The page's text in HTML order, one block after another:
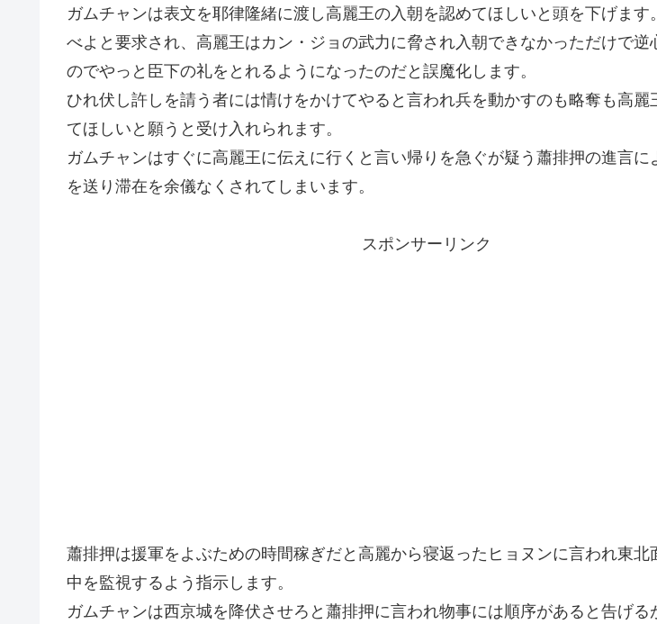
ガムチャンは表文を耶律隆緒に渡し高麗王の入朝を認めてほしいと頭を下げます
べよと要求され、高麗王はカン・ジョの武力に脅され入朝できなかっただけで逆
のでやっと臣下の礼をとれるようになったのだと誤魔化します。
ひれ伏し許しを請う者には情けをかけてやると言われ兵を動かすのも略奪も高麗
てほしいと願うと受け入れられます。
ガムチャンはすぐに高麗王に伝えに行くと言い帰りを急ぐが疑う蕭排押の進言に
を送り滞在を余儀なくされてしまいます。
スポンサーリンク
蕭排押は援軍をよぶための時間稼ぎだと高麗から寝返ったヒョヌンに言われ東北
中を監視するよう指示します。
ガムチャンは西京城を降伏させろと蕭排押に言われ物事には順序があると告げる